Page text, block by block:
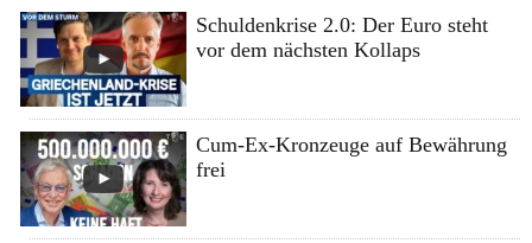
Schuldenkrise 2.0: Der Euro steht
vor dem nächsten Kollaps
Cum-Ex-Kronzeuge auf Bewährung
frei